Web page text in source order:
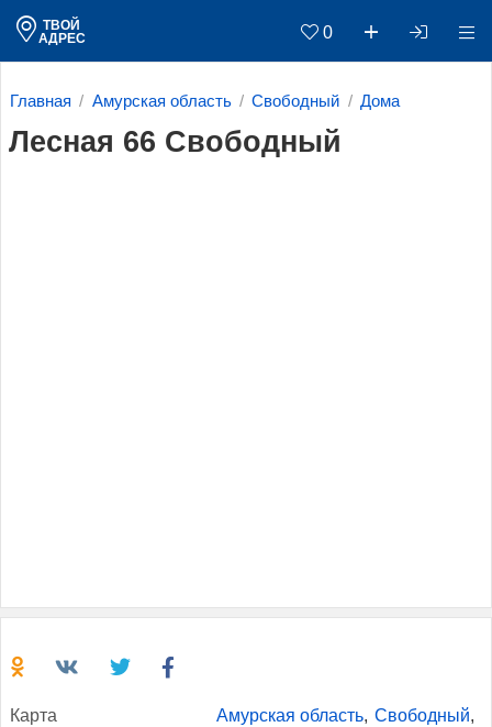
ТВОЙ
АДРЕС
0
Главная Амурская область Свободный Дома
Лесная 66 Свободный
Кар­та Амурская область, Свободный,